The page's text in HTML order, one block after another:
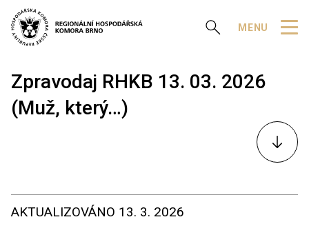
Zobrazit vyhledávání
MENU
Zpravodaj RHKB 13. 03. 2026
(Muž, který…)
K
obsahu
AKTUALIZOVÁNO 13. 3. 2026